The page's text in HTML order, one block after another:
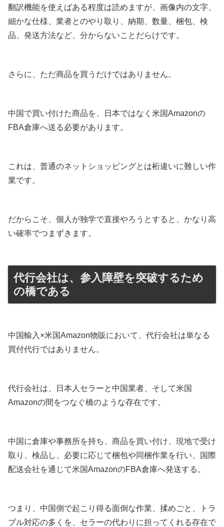
翻訳機能を使えばある程度は読めますが、画像内の文字、
細かな仕様、業者とのやり取り、納期、数量、梱包、検
品、発送方法など、分からないことだらけです。
さらに、ただ商品を買うだけではありません。
中国で買い付けた商品を、日本ではなく米国Amazonの
FBA倉庫へ送る必要があります。
これは、普通のネットショッピングとは桁違いに難しい作
業です。
だからこそ、個人が独学で直接やろうとすると、かなり高
い確率でつまずきます。
代行会社は、参入障壁を突破するため
の橋である
中国輸入×米国Amazon物販において、代行会社は単なる
買付代行ではありません。
代行会社は、日本人セラーと中国業者、そして米国
Amazonの間をつなぐ橋のような存在です。
中国に倉庫や事務所を持ち、商品を買い付け、現地で受け
取り、検品し、必要に応じて梱包や同梱作業を行い、国際
配送会社を通じて米国AmazonのFBA倉庫へ発送する。
つまり、中国側で起こり得る面倒な作業、揉めごと、トラ
ブル対応の多くを、セラーの代わりに担ってくれる存在で